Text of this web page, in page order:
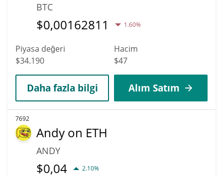
BTC
$0,00162811 1.60%
Piyasa değeri
$34.190
Hacim
$47
Daha fazla bilgi Alım Satım
7692
Andy on ETH
ANDY
$0,04 2.10%